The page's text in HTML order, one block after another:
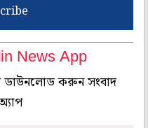
News App
ডাউনলোড করুন সংবাদ